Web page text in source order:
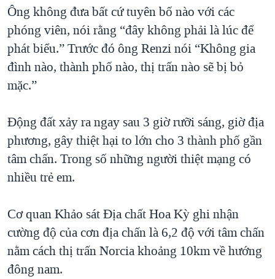
Ông không đưa bất cứ tuyên bố nào với các
phóng viên, nói rằng “đây không phải là lúc để
phát biểu.” Trước đó ông Renzi nói “Không gia
đình nào, thành phố nào, thị trấn nào sẽ bị bỏ
mặc.”
Động đất xảy ra ngay sau 3 giờ rưỡi sáng, giờ địa
phương, gây thiệt hại to lớn cho 3 thành phố gần
tâm chấn. Trong số những người thiệt mạng có
nhiều trẻ em.
Cơ quan Khảo sát Địa chất Hoa Kỳ ghi nhận
cường độ của cơn địa chấn là 6,2 độ với tâm chấn
nằm cách thị trấn Norcia khoảng 10km về hướng
đông nam.